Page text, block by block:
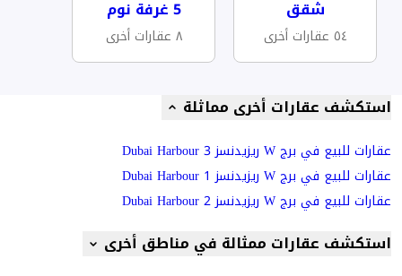
شقق
٥٤ عقارات أخرى
5 غرفة نوم
٨ عقارات أخرى
استكشف عقارات أخرى مماثلة
عقارات للبيع في برج W ريزيدنسز Dubai Harbour 3
عقارات للبيع في برج W ريزيدنسز Dubai Harbour 1
عقارات للبيع في برج W ريزيدنسز Dubai Harbour 2
استكشف عقارات ممثالة في مناطق أخرى